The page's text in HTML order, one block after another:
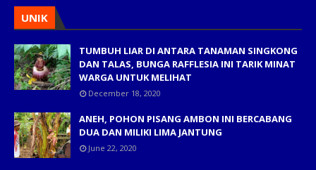
UNIK
TUMBUH LIAR DI ANTARA TANAMAN SINGKONG
DAN TALAS, BUNGA RAFFLESIA INI TARIK MINAT
WARGA UNTUK MELIHAT
December 18, 2020
ANEH, POHON PISANG AMBON INI BERCABANG
DUA DAN MILIKI LIMA JANTUNG
June 22, 2020